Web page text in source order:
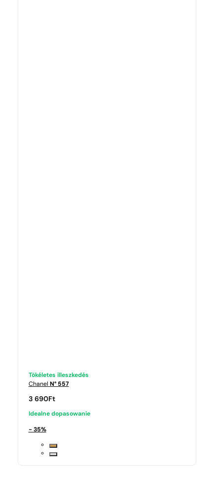
Tökéletes illeszkedés
Chanel N° 557
3 690Ft
Idealne dopasowanie
- 35%